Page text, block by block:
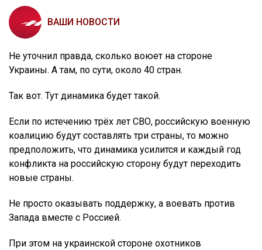
ВАШИ НОВОСТИ
Не уточнил правда, сколько воюет на стороне
Украины. А там, по сути, около 40 стран.
Так вот. Тут динамика будет такой.
Если по истечению трёх лет СВО, российскую военную
коалицию будут составлять три страны, то можно
предположить, что динамика усилится и каждый год
конфликта на российскую сторону будут переходить
новые страны.
Не просто оказывать поддержку, а воевать против
Запада вместе с Россией.
При этом на украинской стороне охотников